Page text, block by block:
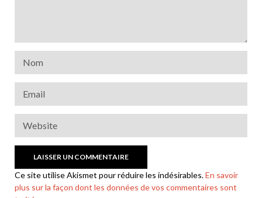
Ce site utilise Akismet pour réduire les indésirables.En savoir
plus sur la façon dont les données de vos commentaires sont